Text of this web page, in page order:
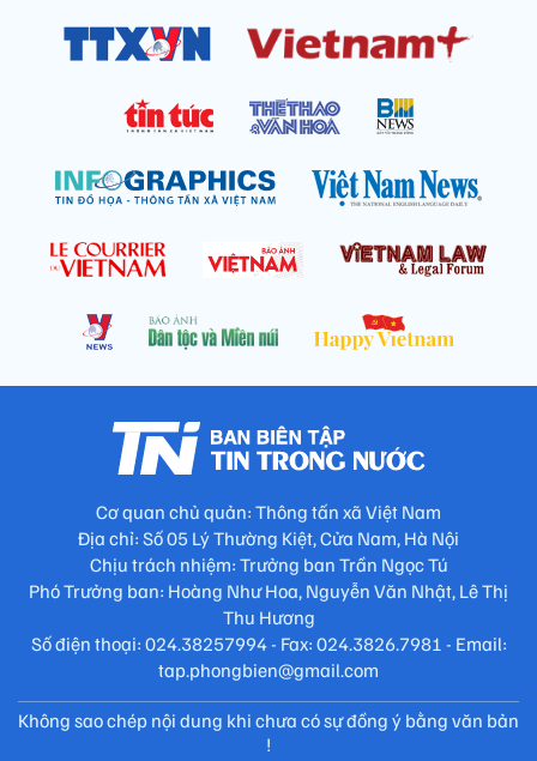
Cơ quan chủ quản: Thông tấn xã Việt Nam
Địa chỉ: Số 05 Lý Thường Kiệt, Cửa Nam, Hà Nội
Chịu trách nhiệm: Trưởng ban Trần Ngọc Tú
Phó Trưởng ban: Hoàng Như Hoa, Nguyễn Văn Nhật, Lê Thị
Thu Hương
Số điện thoại: 024.38257994 - Fax: 024.3826.7981 - Email:
tap.phongbien@gmail.com
Không sao chép nội dung khi chưa có sự đồng ý bằng văn bản
!